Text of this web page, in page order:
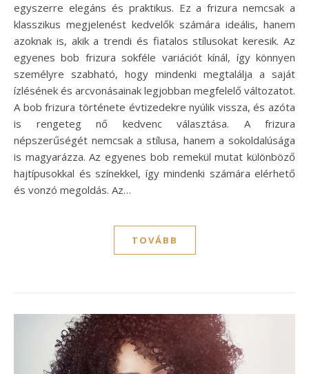
egyszerre elegáns és praktikus. Ez a frizura nemcsak a
klasszikus megjelenést kedvelők számára ideális, hanem
azoknak is, akik a trendi és fiatalos stílusokat keresik. Az
egyenes bob frizura sokféle variációt kínál, így könnyen
személyre szabható, hogy mindenki megtalálja a saját
ízlésének és arcvonásainak legjobban megfelelő változatot.
A bob frizura története évtizedekre nyúlik vissza, és azóta
is rengeteg nő kedvenc választása. A frizura
népszerűségét nemcsak a stílusa, hanem a sokoldalúsága
is magyarázza. Az egyenes bob remekül mutat különböző
hajtípusokkal és színekkel, így mindenki számára elérhető
és vonzó megoldás. Az…
TOVÁBB